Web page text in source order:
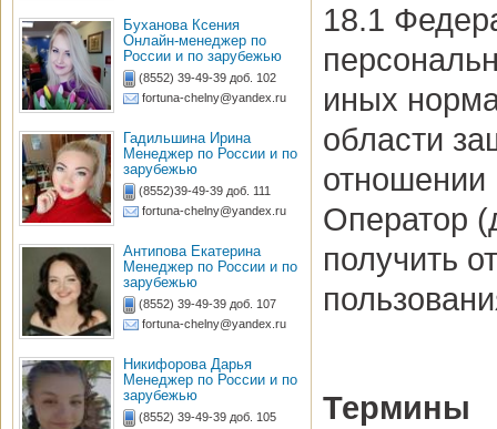
Буханова Ксения
Онлайн-менеджер по
России и по зарубежью
(8552) 39-49-39 доб. 102
fortuna-chelny@yandex.ru
Гадильшина Ирина
Менеджер по России и по
зарубежью
(8552)39-49-39 доб. 111
fortuna-chelny@yandex.ru
Антипова Екатерина
Менеджер по России и по
зарубежью
(8552) 39-49-39 доб. 107
fortuna-chelny@yandex.ru
Никифорова Дарья
Менеджер по России и по
зарубежью
(8552) 39-49-39 доб. 105
18.1
иных
области
отношении
Оператор
получить
Термины